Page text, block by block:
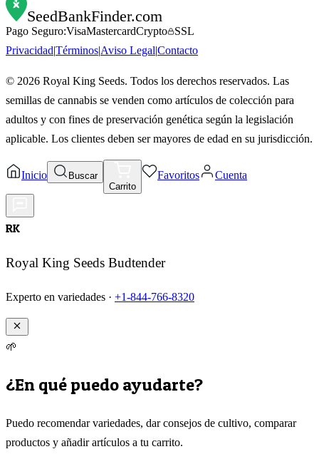
SeedBankFinder.com
Pago Seguro:VisaMastercardCrypto
SSL
PrivacidadTérminosAviso LegalContacto
© 2026 Royal King Seeds. Todos los derechos reservados. Las
semillas de cannabis se venden como artículos de colección para
adultos y con fines de preservación genética según la legislación
aplicable. Los clientes deben ser mayores de edad en su jurisdicción.
Inicio
Buscar
Carrito
Favoritos Cuenta
RK
Royal King Seeds Budtender
Experto en variedades · +1-844-766-8320
🌱
¿En qué puedo ayudarte?
Puedo recomendar variedades, dar consejos de cultivo, comparar
productos y añadir artículos a tu carrito.